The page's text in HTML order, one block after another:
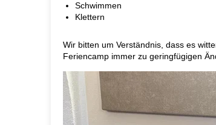
Schwimmen
Klettern
Wir bitten um Verständnis, dass es
Feriencamp immer zu geringfügigen